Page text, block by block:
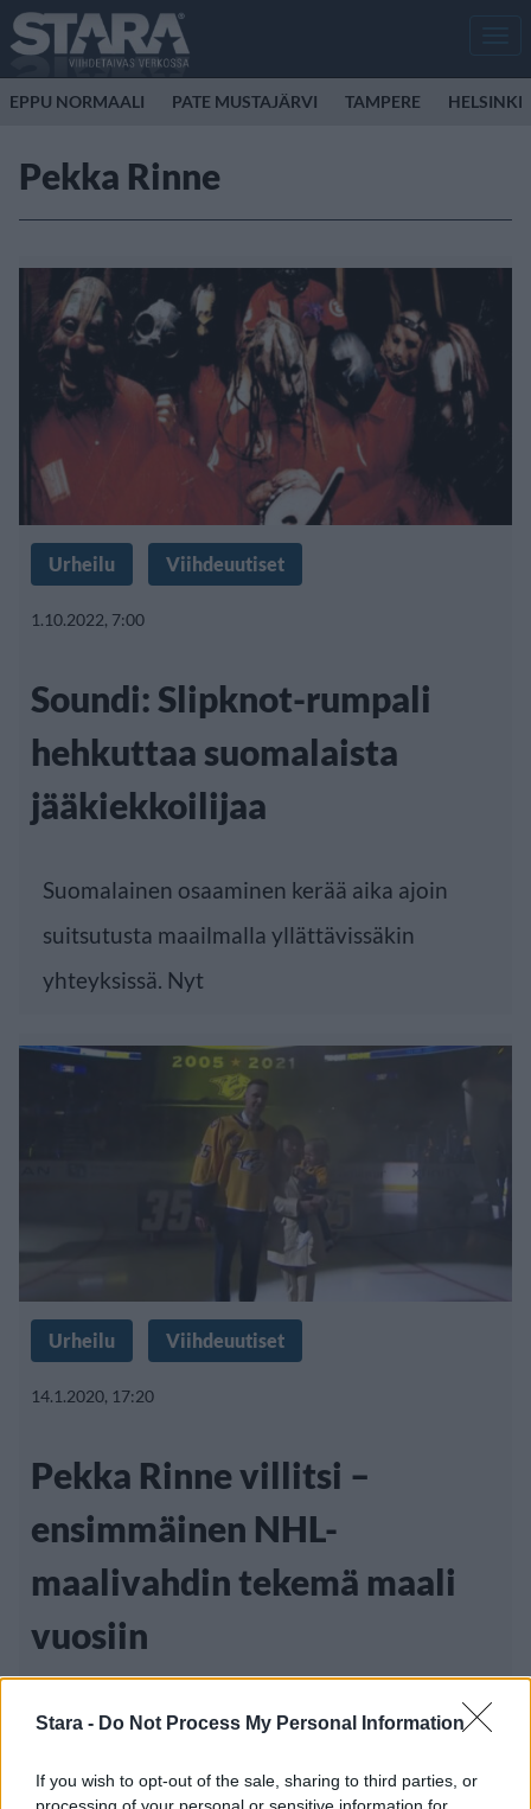
Stara - Do Not Process My Personal Information
If you wish to opt-out of the sale, sharing to third parties, or
EPPU NORMAALI PATE MUSTAJÄRVI TAMPERE
Pekka Rinne
Urheilu Viihdeuutiset
1.10.2022, 7:00
Soundi: Slipknot-rumpali
hehkuttaa suomalaista
jääkiekkoilijaa
Suomalainen osaaminen kerää aika ajoin
suitsutusta maailmalla yllättävissäkin
yhteyksissä. Nyt
Urheilu Viihdeuutiset
14.1.2020, 17:20
Pekka Rinne villitsi –
ensimmäinen NHL-
maalivahdin tekemä maali
vuosiin
Nashville Predatorsin riveissä maalivahtina